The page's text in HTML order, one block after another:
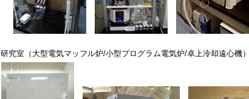
研究室（大型電気マッフル炉/小型プログラム電気炉/卓上冷却遠心機